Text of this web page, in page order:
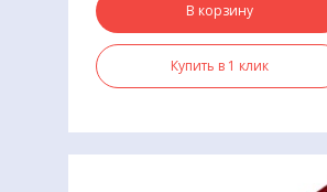
В корзину
Купить в 1 клик